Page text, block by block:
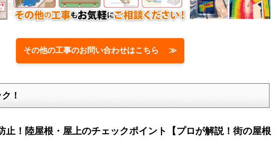
その他の工事のお問い合わせはこちら ≫
！
止！陸屋根・屋上のチェックポイント【プロが解説！街の屋根